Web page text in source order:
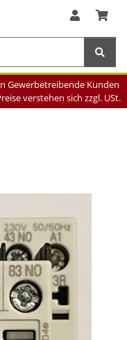
Gewerbetreibende Kunden
verstehen sich zzgl. USt.